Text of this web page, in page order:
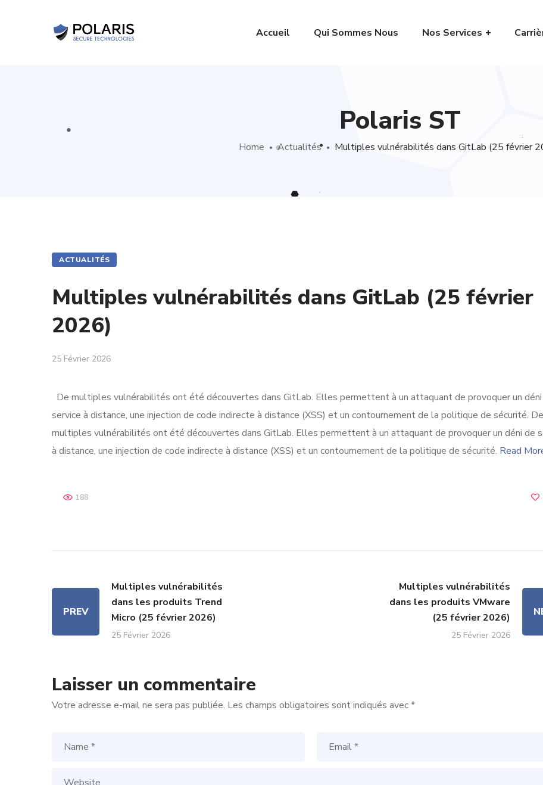
Accueil Qui Sommes Nous Nos Services
Polaris ST
Home Actualités Multiples vulnérabilités dans GitLab (25 février
ACTUALITÉS
Multiples vulnérabilités dans GitLab (25 février
2026)
25 Février 2026
De multiples vulnérabilités ont été découvertes dans GitLab. Elles permettent à un attaquant de provoquer un
service à distance, une injection de code indirecte à distance (XSS) et un contournement de la politique de sécurité. De
multiples vulnérabilités ont été découvertes dans GitLab. Elles permettent à un attaquant de provoquer un déni de
à distance, une injection de code indirecte à distance (XSS) et un contournement de la politique de sécurité. Read
188
PREV
Multiples vulnérabilités
dans les produits Trend
Micro (25 février 2026)
25 Février 2026
Multiples vulnérabilités
dans les produits VMware
(25 février 2026)
25 Février 2026
Laisser un commentaire
Votre adresse e-mail ne sera pas publiée. Les champs obligatoires sont indiqués avec*